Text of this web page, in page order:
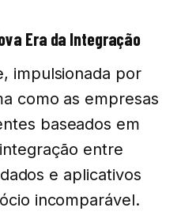
Era da Integração
impulsionada por
como as empresas
baseados em
entre
e aplicativos
incomparável.